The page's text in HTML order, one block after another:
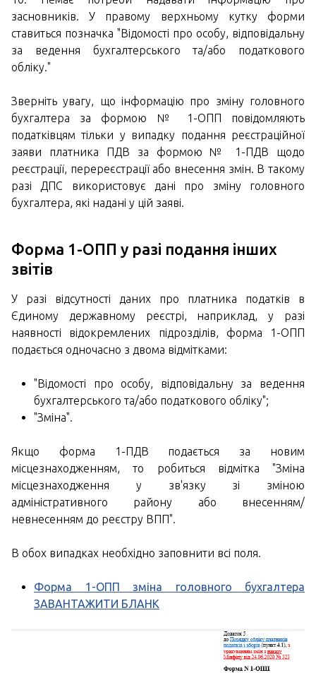
засновників. У правому верхньому кутку форми
ставиться позначка "Відомості про особу, відповідальну
за ведення бухгалтерського та/або податкового
обліку."
Зверніть увагу, що інформацію про зміну головного
бухгалтера за формою № 1-ОПП повідомляють
податківцям тільки у випадку подання реєстраційної
заяви платника ПДВ за формою № 1-ПДВ щодо
реєстрації, перереєстрації або внесення змін. В такому
разі ДПС використовує дані про зміну головного
бухгалтера, які надані у цій заяві.
Форма 1-ОПП у разі подання інших
звітів
У разі відсутності даних про платника податків в
Єдиному державному реєстрі, наприклад, у разі
наявності відокремлених підрозділів, форма 1-ОПП
подається одночасно з двома відмітками:
"Відомості про особу, відповідальну за ведення
бухгалтерського та/або податкового обліку";
"Зміна".
Якщо форма 1-ПДВ подається за новим
місцезнаходженням, то робиться відмітка "Зміна
місцезнаходження у зв'язку зі зміною
адміністративного району або внесенням/
невнесенням до реєстру ВПП".
В обох випадках необхідно заповнити всі поля.
Форма 1-ОПП зміна головного бухгалтера
ЗАВАНТАЖИТИ БЛАНК